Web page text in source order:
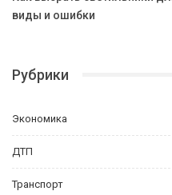
виды и ошибки
Рубрики
Экономика
ДТП
Транспорт